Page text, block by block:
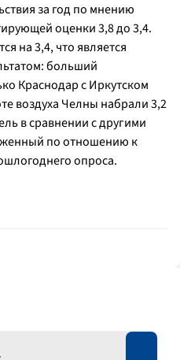
за год по мнению
оценки 3,8 до 3,4.
на 3,4, что является
больший
Краснодар с Иркутском
воздуха Челны набрали 3,2
в сравнении с другими
по отношению к
опроса.